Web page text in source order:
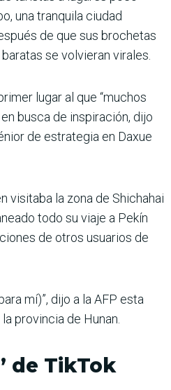
una tranquila ciudad
de que sus brochetas
se volvieran virales.
lugar al que “muchos
busca de inspiración, dijo
de estrategia en Daxue
visitaba la zona de Shichahai
todo su viaje a Pekín
de otros usuarios de
mí)”, dijo a la AFP esta
provincia de Hunan.
de TikTok